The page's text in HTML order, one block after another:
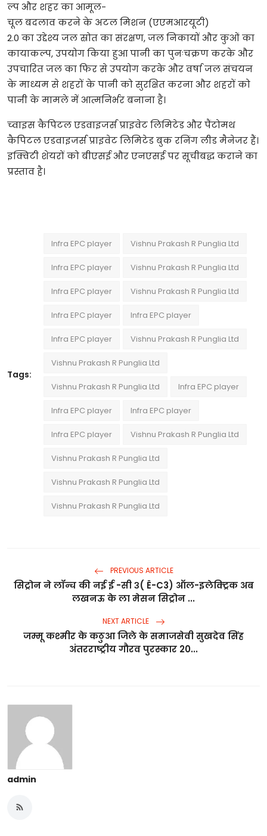
ल्प और शहर का आमूल-
चूल बदलाव करने के अटल मिशन (एएमआरयूटी)
2.0 का उद्देश्य जल स्रोत का संरक्षण, जल निकायों और कुओं का
कायाकल्प, उपयोग किया हुआ पानी का पुनःचक्रण करके और
उपचारित जल का फिर से उपयोग करके और वर्षा जल संचयन
के माध्यम से शहरों के पानी को सुरक्षित करना और शहरों को
पानी के मामले में आत्मनिर्भर बनाना है।
च्वाइस कैपिटल एडवाइजर्स प्राइवेट लिमिटेड और पैंटोमथ
कैपिटल एडवाइजर्स प्राइवेट लिमिटेड बुक रनिंग लीड मैनेजर हैं।
इक्विटी शेयरों को बीएसई और एनएसई पर सूचीबद्ध कराने का
प्रस्ताव है।
Tags:
Infra EPC player Vishnu Prakash R Punglia Ltd
Infra EPC player Vishnu Prakash R Punglia Ltd
Infra EPC player Vishnu Prakash R Punglia Ltd
Infra EPC player Infra EPC player
Infra EPC player Vishnu Prakash R Punglia Ltd
Vishnu Prakash R Punglia Ltd
Vishnu Prakash R Punglia Ltd Infra EPC player
Infra EPC player Infra EPC player
Infra EPC player Vishnu Prakash R Punglia Ltd
Vishnu Prakash R Punglia Ltd
Vishnu Prakash R Punglia Ltd
Vishnu Prakash R Punglia Ltd
PREVIOUS ARTICLE
सिट्रोन ने लॉन्च की नई ई -सी ३( Ë-C3) ऑल-इलेक्ट्रिक अब
लखनऊ के ला मेसन सिट्रोन ...
NEXT ARTICLE
जम्मू कश्मीर के कठुआ जिले के समाजसेवी सुखदेव सिंह
अंतरराष्ट्रीय गौरव पुरस्कार 20...
admin